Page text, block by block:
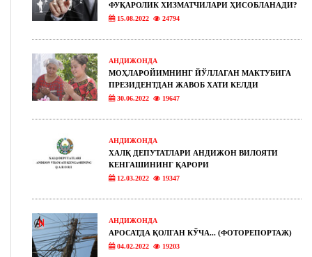
ФУҚАРОЛИК ХИЗМАТЧИЛАРИ ҲИСОБЛАНАДИ?
15.08.2022 24794
АНДИЖОНДА
МОҲЛАРОЙИМНИНГ ЙЎЛЛАГАН МАКТУБИГА
ПРЕЗИДЕНТДАН ЖАВОБ ХАТИ КЕЛДИ
30.06.2022 19647
АНДИЖОНДА
ХАЛҚ ДЕПУТАТЛАРИ АНДИЖОН ВИЛОЯТИ
КЕНГАШИНИНГ ҚАРОРИ
12.03.2022 19347
АНДИЖОНДА
АРОСАТДА ҚОЛГАН КЎЧА... (ФОТОРЕПОРТАЖ)
04.02.2022 19203